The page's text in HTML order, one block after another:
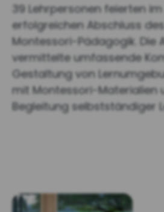
39 Lehrpersonen feierten
erfolgreichen Abschluss
Montessori-Pädagogik. Die
vermittelte umfassende
Gestaltung von
mit Montessori-Materialien
Begleitung selbstständiger